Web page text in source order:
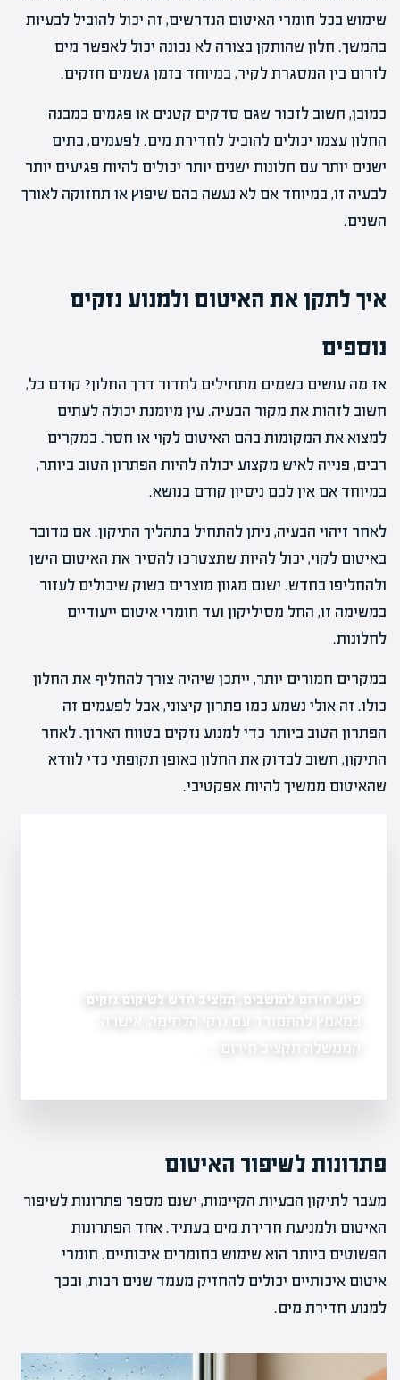
שימוש בכל חומרי האיטום הנדרשים, זה יכול להוביל לבעיות
בהמשך. חלון שהותקן בצורה לא נכונה יכול לאפשר מים
לזרום בין המסגרת לקיר, במיוחד בזמן גשמים חזקים.
כמובן, חשוב לזכור שגם סדקים קטנים או פגמים במבנה
החלון עצמו יכולים להוביל לחדירת מים. לפעמים, בתים
ישנים יותר עם חלונות ישנים יותר יכולים להיות פגיעים יותר
לבעיה זו, במיוחד אם לא נעשה בהם שיפוץ או תחזוקה לאורך
השנים.
איך לתקן את האיטום ולמנוע נזקים
נוספים
אז מה עושים כשמים מתחילים לחדור דרך החלון? קודם כל,
חשוב לזהות את מקור הבעיה. עין מיומנת יכולה לעתים
למצוא את המקומות בהם האיטום לקוי או חסר. במקרים
רבים, פנייה לאיש מקצוע יכולה להיות הפתרון הטוב ביותר,
במיוחד אם אין לכם ניסיון קודם בנושא.
לאחר זיהוי הבעיה, ניתן להתחיל בתהליך התיקון. אם מדובר
באיטום לקוי, יכול להיות שתצטרכו להסיר את האיטום הישן
ולהחליפו בחדש. ישנם מגוון מוצרים בשוק שיכולים לעזור
במשימה זו, החל מסיליקון ועד חומרי איטום ייעודיים
לחלונות.
במקרים חמורים יותר, ייתכן שיהיה צורך להחליף את החלון
כולו. זה אולי נשמע כמו פתרון קיצוני, אבל לפעמים זה
הפתרון הטוב ביותר כדי למנוע נזקים בטווח הארוך. לאחר
התיקון, חשוב לבדוק את החלון באופן תקופתי כדי לוודא
שהאיטום ממשיך להיות אפקטיבי.
סיוע חירום לתושבים: תקציב חדש לשיקום נזקים
במאמץ להתמודד עם נזקי הלחימה, אישרה
הממשלה תקציב חירום…
מענה מהיר לנזקי מים:
פתרונות לשיפור האיטום
מעבר לתיקון הבעיות הקיימות, ישנם מספר פתרונות לשיפור
האיטום ולמניעת חדירת מים בעתיד. אחד הפתרונות
הפשוטים ביותר הוא שימוש בחומרים איכותיים. חומרי
איטום איכותיים יכולים להחזיק מעמד שנים רבות, ובכך
למנוע חדירת מים.